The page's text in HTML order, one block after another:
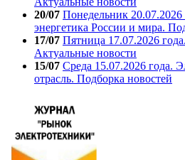
20/07 Понедельник 20.07.2026
энергетика России и мира.
17/07 Пятница 17.07.2026
Актуальные новости
15/07 Среда 15.07.2026 года.
отрасль. Подборка новостей